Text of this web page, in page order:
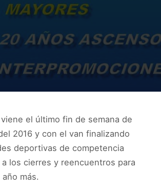
el último fin de semana de
2016 y con el van finalizando
deportivas de competencia
los cierres y reencuentros para
más.